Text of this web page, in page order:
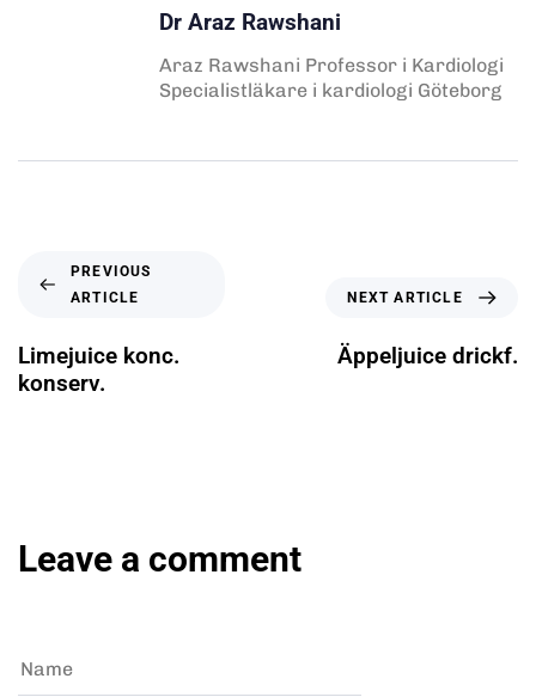
Dr Araz Rawshani
Araz Rawshani Professor i Kardiologi
Specialistläkare i kardiologi Göteborg
PREVIOUS
ARTICLE
Limejuice konc.
konserv.
NEXT ARTICLE
Äppeljuice drickf.
Leave a comment